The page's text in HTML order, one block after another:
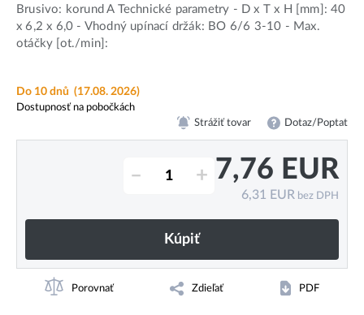
Brusivo: korund A Technické parametry - D x T x H [mm]: 40
x 6,2 x 6,0 - Vhodný upínací držák: BO 6/6 3-10 - Max.
otáčky [ot./min]:
Do 10 dnů (17.08. 2026)
Dostupnosť na pobočkách
Strážiť tovar Dotaz/Poptat
– + 7,76 EUR
6,31 EUR bez DPH
Kúpiť
Porovnať Zdieľať PDF